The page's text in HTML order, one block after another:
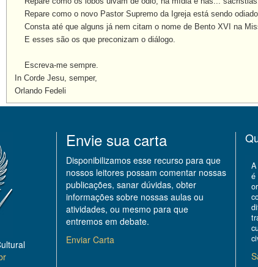
Repare como o novo Pastor Supremo da Igreja está sendo
Consta até que alguns já nem citam o nome de Bento XVI na
E esses são os que preconizam o diálogo.
Escreva-me sempre.
In Corde Jesu, semper,
Orlando Fedeli
Envie sua carta
Disponibilizamos esse recurso para que
nossos leitores possam comentar nossas
publicações, sanar dúvidas, obter
informações sobre nossas aulas ou
atividades, ou mesmo para que
entremos em debate.
Enviar Carta
é